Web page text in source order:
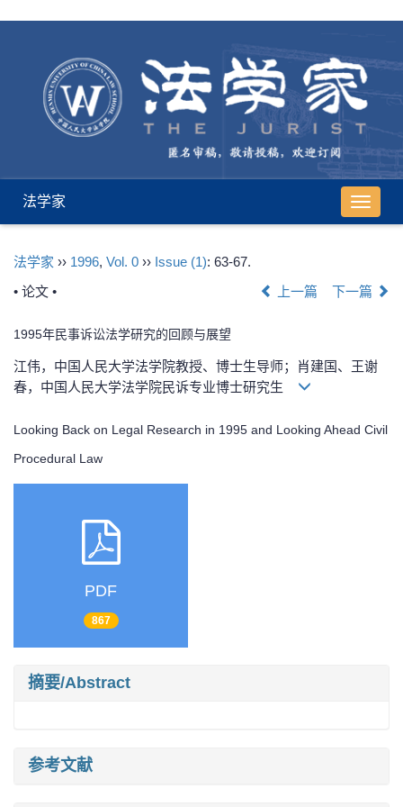
导
航
法学家
法学家 ›› 1996, Vol. 0 ›› Issue (1): 63-67.
• 论文 •
上一篇 下一篇
1995年民事诉讼法学研究的回顾与展望
江伟，中国人民大学法学院教授、博士生导师；肖建国、王谢
春，中国人民大学法学院民诉专业博士研究生
Looking Back on Legal Research in 1995 and Looking Ahead Civil
Procedural Law
PDF
867
摘要/Abstract
参考文献